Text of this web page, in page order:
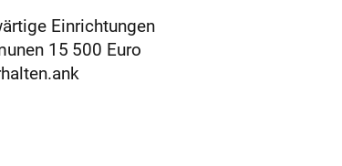
Einrichtungen
15 500 Euro